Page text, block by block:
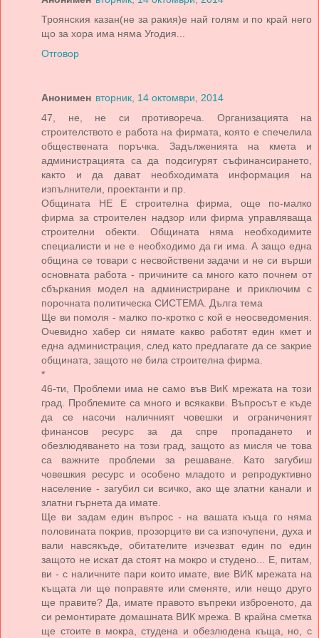
Троянския казан(не за ракия)е най голям и по край него
що за хора има няма Угодия...
Отговор
Анонимен вторник, 14 октомври, 2014
47, не, не си противореча. Организацията на
строителството е работа на фирмата, която е спечелила
обществената поръчка. Задълженията на кмета и
администрацията са да подсигурят съфинансирането,
както и да дават необходимата информация на
изпълнители, проектанти и пр.
Общината НЕ Е строителна фирма, още по-малко
фирма за строителен надзор или фирма управляваща
строителни обекти. Общината няма необходимите
специалисти и не е необходимо да ги има. А защо една
община се товари с несвойствени задачи и не си върши
основната работа - причините са много като почнем от
сбъркания модел на администриране и приключим с
порочната политическа СИСТЕМА. Дълга тема
Ще ви помоля - малко по-кротко с кой е неосведомения.
Очевидно хабер си нямате какво работят един кмет и
една администрация, след като предлагате да се закрие
общината, защото не била строителна фирма.
*
46-ти, Проблеми има не само във ВиК мрежата на този
град. Проблемите са много и всякакви. Въпросът е къде
да се насочи наличният човешки и ограниченият
финансов ресурс за да спре пропадането и
обезлюдяването на този град, защото аз мисля че това
са важните проблеми за решаване. Като загубиш
човешкия ресурс и особено младото и репродуктивно
население - загубил си всичко, ако ще златни канали и
златни гърнета да имате.
Ще ви задам един въпрос - на вашата къща го няма
половината покрив, прозорците ви са изпочупени, духа и
вали навсякъде, обитателите изчезват един по един
защото не искат да стоят на мокро и студено... Е, питам,
ви - с наличните пари които имате, вие ВИК мрежата на
къщата ли ще поправяте или сменяте, или нещо друго
ще правите? Да, имате правото въпреки изброеното, да
си ремонтирате домашната ВИК мрежа. В крайна сметка
ще стоите в мокра, студена и обезлюдена къща, но, с